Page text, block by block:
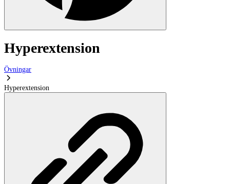
Hyperextension
Övningar
Hyperextension